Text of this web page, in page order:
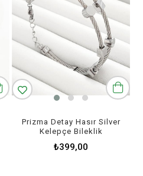
Prizma Detay Hasır Silver
Kelepçe Bileklik
₺399,00